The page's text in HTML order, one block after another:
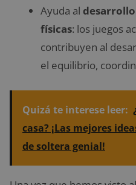
Ayuda al
físicas: los juegos
contribuyen al
el equilibrio,
Quizá te interese leer:
casa? ¡Las mejores
de soltera genial!